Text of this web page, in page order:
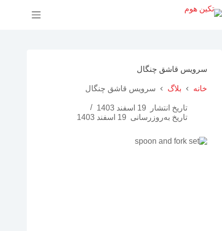
سرویس قاشق چنگال
خانه بلاگ سرویس قاشق چنگال
تاریخ انتشار
19 اسفند 1403
تاریخ به‌روزرسانی 19 اسفند 1403